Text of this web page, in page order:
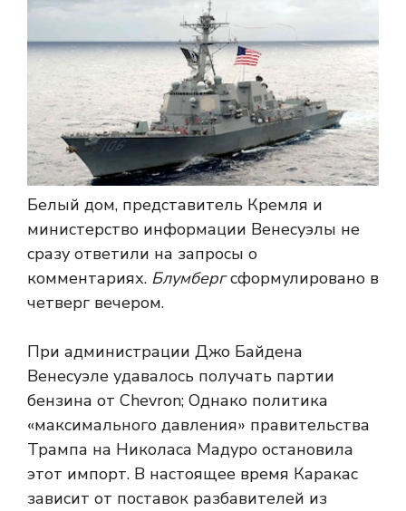
Белый дом, представитель Кремля и
министерство информации Венесуэлы не
сразу ответили на запросы о
комментариях. Блумбергсформулировано в
четверг вечером.
При администрации Джо Байдена
Венесуэле удавалось получать партии
бензина от Chevron; Однако политика
«максимального давления» правительства
Трампа на Николаса Мадуро остановила
этот импорт. В настоящее время Каракас
зависит от поставок разбавителей из